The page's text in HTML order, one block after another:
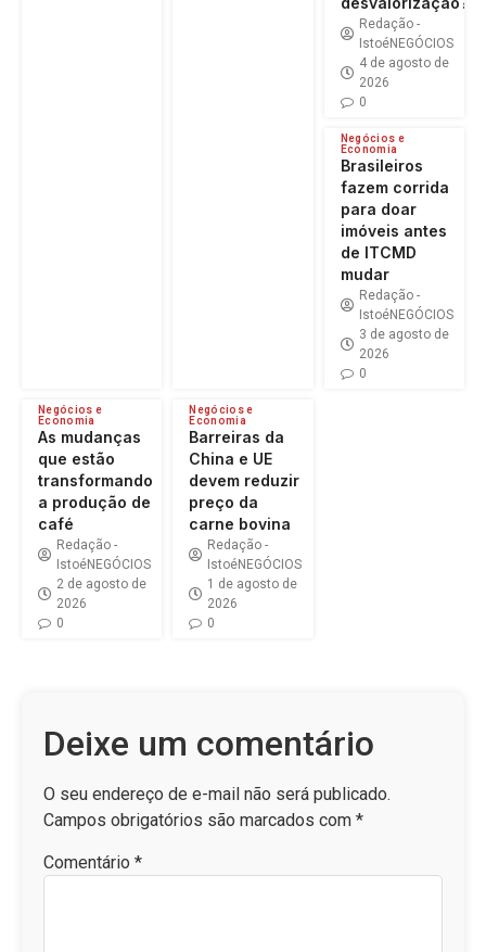
Redação -
IstoéNEGÓCIOS
4 de agosto de
2026
0
Negócios e
Economia
Brasileiros
fazem corrida
para doar
imóveis antes
de ITCMD
mudar
Redação -
IstoéNEGÓCIOS
3 de agosto de
2026
0
Negócios e
Economia
As mudanças
que estão
transformando
a produção de
café
Redação -
IstoéNEGÓCIOS
2 de agosto de
2026
0
Negócios e
Economia
Barreiras da
China e UE
devem reduzir
preço da
carne bovina
Redação -
IstoéNEGÓCIOS
1 de agosto de
2026
0
Deixe um comentário
O seu endereço de e-mail não será publicado.
Campos obrigatórios são marcados com *
Comentário *